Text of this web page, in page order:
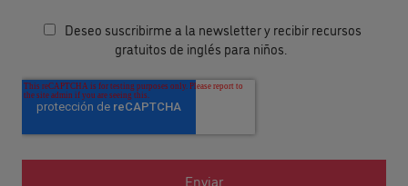
Deseo suscribirme a la newsletter y recibir recursos
gratuitos de inglés para niños.